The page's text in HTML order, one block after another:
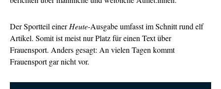
Der Sportteil einerHeute-Ausgabe umfasst im Schnitt rund elf
Artikel. Somit ist meist nur Platz für einen Text über
Frauensport. Anders gesagt: An vielen Tagen kommt
Frauensport gar nicht vor.